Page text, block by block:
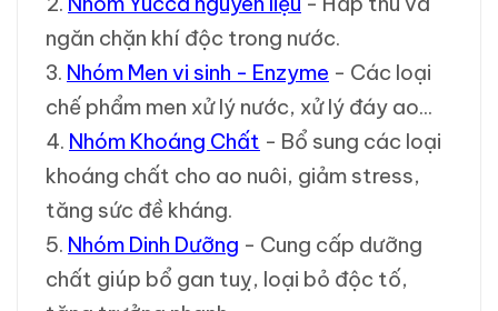
ngăn chặn khí độc trong nước.
3. Nhóm Men vi sinh - Enzyme - Các loại
chế phẩm men xử lý nước, xử lý đáy ao...
4. Nhóm Khoáng Chất - Bổ sung các loại
khoáng chất cho ao nuôi, giảm stress,
tăng sức đề kháng.
5. Nhóm Dinh Dưỡng - Cung cấp dưỡng
chất giúp bổ gan tuỵ, loại bỏ độc tố,